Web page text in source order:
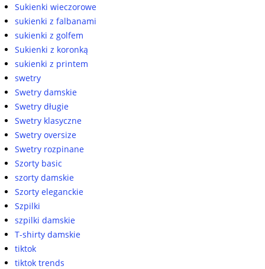
Sukienki wieczorowe
sukienki z falbanami
sukienki z golfem
Sukienki z koronką
sukienki z printem
swetry
Swetry damskie
Swetry długie
Swetry klasyczne
Swetry oversize
Swetry rozpinane
Szorty basic
szorty damskie
Szorty eleganckie
Szpilki
szpilki damskie
T-shirty damskie
tiktok
tiktok trends